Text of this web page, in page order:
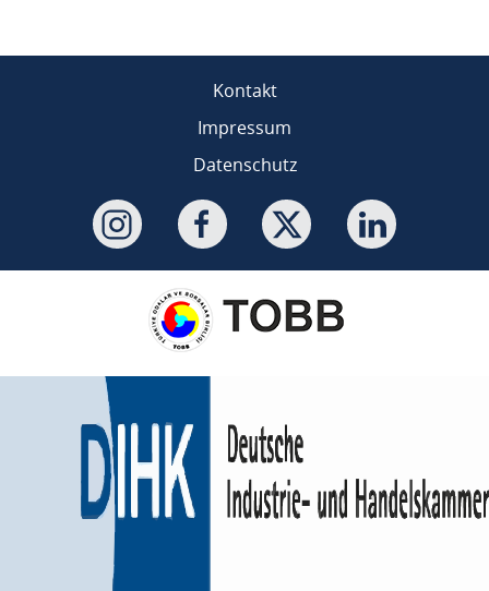
Kontakt
Impressum
Datenschutz